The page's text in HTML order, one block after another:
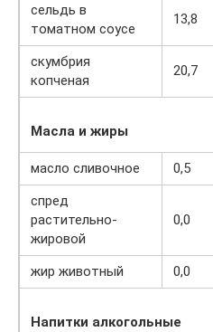
сельдь в
томатном соусе
13,8
скумбрия
копченая
20,7
Масла и жиры
масло сливочное 0,5
спред
растительно-
жировой
0,0
жир животный 0,0
Напитки алкогольные